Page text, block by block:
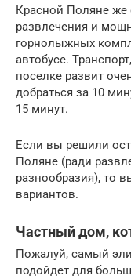
Красной Поляне
развлечения и
горнолыжных
автобусе.
поселке развит
добраться за 10
15 минут.
Если вы решили
Поляне (ради
разнообразия), то
вариантов.
Частный дом,
Пожалуй, самый
подойдет для